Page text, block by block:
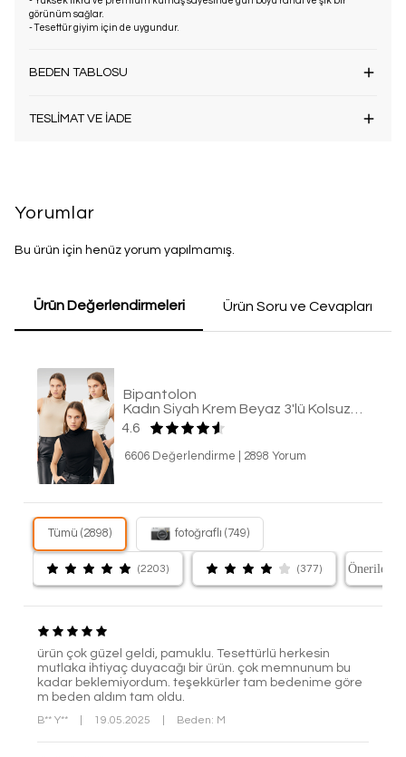
görünüm sağlar.
- Tesettür giyim için de uygundur.
BEDEN TABLOSU
TESLİMAT VE İADE
Yorumlar
Bu ürün için henüz yorum yapılmamış.
Ürün Değerlendirmeleri Ürün Soru ve Cevapları
Bipantolon
4.6
6606 Değerlendirme 2898 Yorum
Tümü (2898) fotoğraflı (749)
(2203) (377)
ürün çok güzel geldi, pamuklu. Tesettürlü herkesin
mutlaka ihtiyaç duyacağı bir ürün. çok memnunum bu
kadar beklemiyordum. teşekkürler tam bedenime göre
m beden aldım tam oldu.
B** Y** 19.05.2025 Beden: M